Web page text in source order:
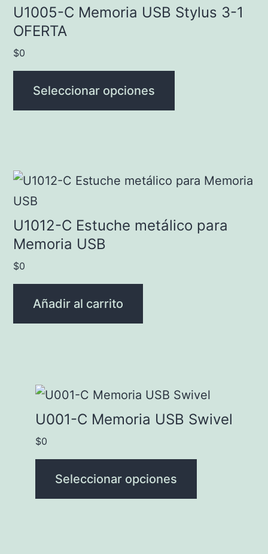
U1005-C Memoria USB Stylus 3-1
OFERTA
$0
Seleccionar opciones
tiene
múltiples
variantes.
Las
opciones
se
en
de
producto
U1012-C Estuche metálico para
Memoria USB
$0
Añadir al carrito
U001-C Memoria USB Swivel
$0
Seleccionar opciones
Este
producto
tiene
variantes.
Las